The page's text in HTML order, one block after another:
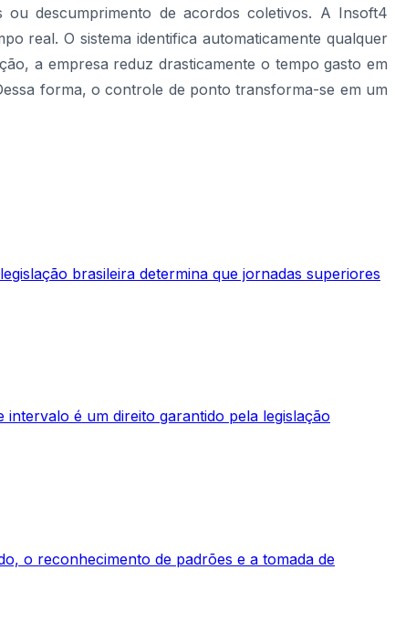
descumprimento de acordos coletivos. A Insoft4
real. O sistema identifica automaticamente qualquer
a empresa reduz drasticamente o tempo gasto em
forma, o controle de ponto transforma-se em um
brasileira determina que jornadas superiores
é um direito garantido pela legislação
o reconhecimento de padrões e a tomada de